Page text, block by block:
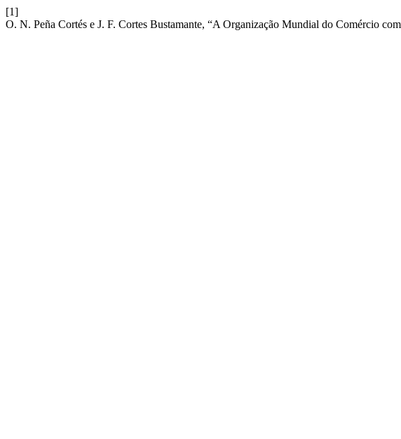
[1]
O. N. Peña Cortés e J. F. Cortes Bustamante, “A Organização Mundial do Comércio